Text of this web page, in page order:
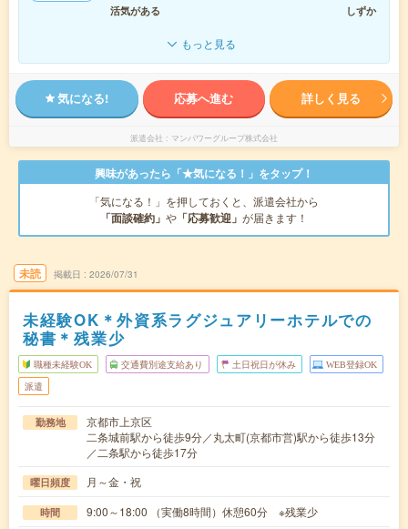
活気がある
しずか
もっと見る
気になる! 応募へ進む 詳しく見る
派遣会社 マンパワーグループ株式会社
興味があったら「★気になる！」をタップ！
「気になる！」を押しておくと、派遣会社から
「面談確約」 や 「応募歓迎」 が届きます！
未読 掲載日 2026/07/31
未経験OK＊外資系ラグジュアリーホテルでの
秘書＊残業少
職種未経験OK 交通費別途支給あり 土日祝日が休み WEB登録OK
派遣
勤務地
京都市上京区
二条城前駅から徒歩9分／丸太町(京都市営)駅から徒歩13分
／二条駅から徒歩17分
曜日頻度 月～金・祝
時間 9:00～18:00 （実働8時間）休憩60分 ※残業少